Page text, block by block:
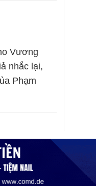
Vương
nhắc lại,
Phạm